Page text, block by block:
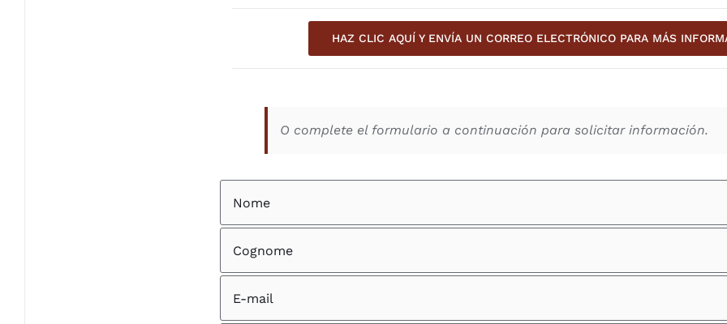
HAZ CLIC AQUÍ Y ENVÍA UN CORREO ELECTRÓNICO PARA MÁS
O complete el formulario a continuación para solicitar información.